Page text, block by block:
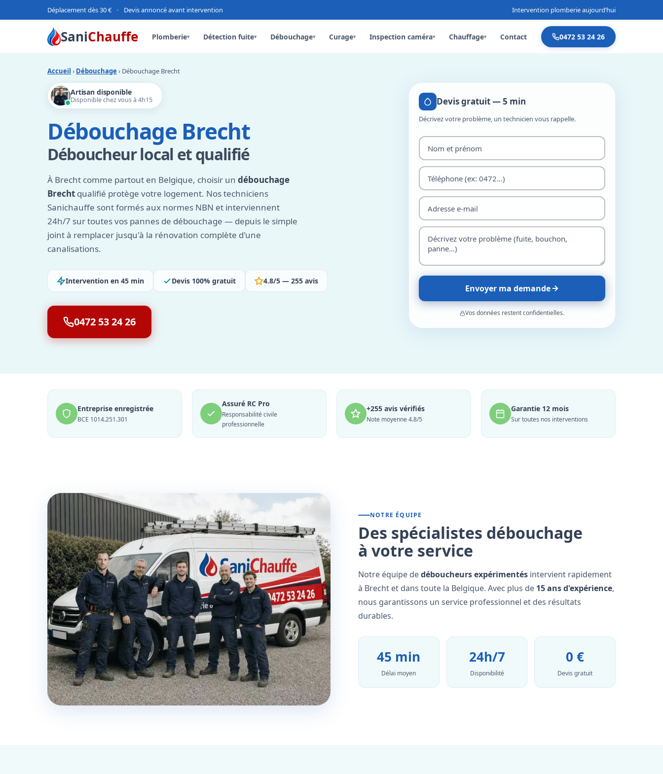
Déplacement dès 30 € • Devis annoncé avant intervention Intervention plomberie aujourd’hui
SaniChauffe Plomberie▾ Détection fuite▾ Débouchage▾ Curage▾ Inspection caméra▾ Chauffage▾ Contact 0472 53 24 26
Accueil › Débouchage › Débouchage Brecht
Artisan disponible
Disponible chez vous à 4h15
Débouchage Brecht
Déboucheur local et qualifié
À Brecht comme partout en Belgique, choisir un débouchage
Brecht qualifié protège votre logement. Nos techniciens
Sanichauffe sont formés aux normes NBN et interviennent
24h/7 sur toutes vos pannes de débouchage — depuis le simple
joint à remplacer jusqu'à la rénovation complète d'une
canalisations.
Intervention en 45 min Devis 100% gratuit 4.8/5 — 255 avis
0472 53 24 26
Devis gratuit — 5 min
Décrivez votre problème, un technicien vous rappelle.
Envoyer ma demande
Vos données restent confidentielles.
Entreprise enregistrée
BCE 1014.251.301
Assuré RC Pro
Responsabilité civile
professionnelle
+255 avis vérifiés
Note moyenne 4.8/5
Garantie 12 mois
Sur toutes nos interventions
NOTRE ÉQUIPE
Des spécialistes débouchage
à votre service
Notre équipe dedéboucheurs expérimentés intervient rapidement
à Brecht et dans toute la Belgique. Avec plus de 15 ans d'expérience,
nous garantissons un service professionnel et des résultats
durables.
45 min
Délai moyen
24h/7
Disponibilité
0 €
Devis gratuit